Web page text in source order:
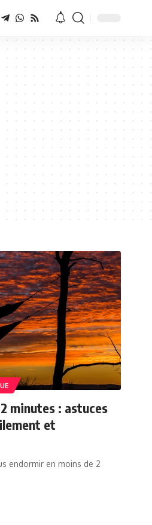
minutes : astuces
et
endormir en moins de 2